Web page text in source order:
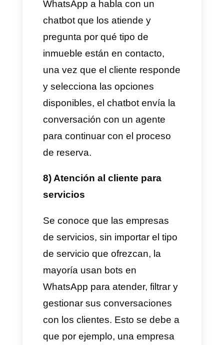
línea
Generalmente en este tipo de
caso de uso, las tiendas en
línea suelen responder las
dudas de los usuarios por
WhatsApp con el fin de obtener
usar chatbots que atiendan de
básicas de los clientes.
5) Restaurantes
Los restaurantes son otro gran
se debe a que la mayoría